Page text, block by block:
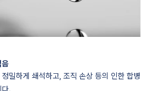
밀하게 쇄석하고, 조직 손상 등의 인한 합병